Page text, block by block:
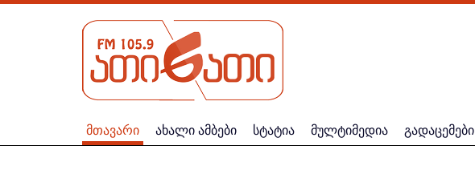
მთავარი ახალი ამბები სტატია მულტიმედია გადაცემები